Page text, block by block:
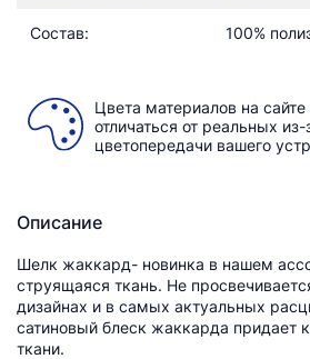
Состав: 100%
Цвета материалов на
отличаться от реальных
цветопередачи вашего
Описание
Шелк жаккард- новинка в нашем
струящаяся ткань. Не
дизайнах и в самых актуальных
сатиновый блеск жаккарда придает
ткани.